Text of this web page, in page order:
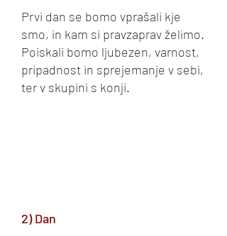
Prvi dan se bomo vprašali kje
smo, in kam si pravzaprav želimo.
Poiskali bomo ljubezen, varnost,
pripadnost in sprejemanje v sebi,
ter v skupini s konji.
2) Dan